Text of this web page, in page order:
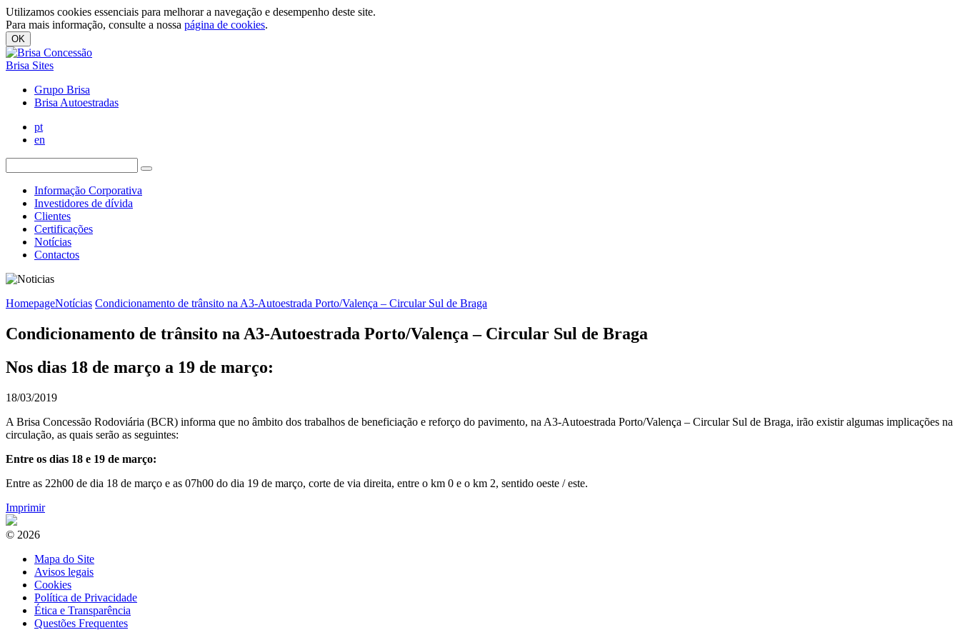
Utilizamos cookies essenciais para melhorar a navegação e desempenho deste site.
Para mais informação, consulte a nossa página de cookies.
OK
Brisa Sites
Grupo Brisa
Brisa Autoestradas
pt
en
Informação Corporativa
Investidores de dívida
Clientes
Certificações
Notícias
Contactos
HomepageNotícias Condicionamento de trânsito na A3-Autoestrada Porto/Valença – Circular Sul de Braga
Condicionamento de trânsito na A3-Autoestrada Porto/Valença – Circular Sul de Braga
Nos dias 18 de março a 19 de março:
18/03/2019
A Brisa Concessão Rodoviária (BCR) informa que no âmbito dos trabalhos de beneficiação e reforço do pavimento, na A3-Autoestrada Porto/Valença – Circular Sul de Braga, irão existir algumas implicações na
circulação, as quais serão as seguintes:
Entre os dias 18 e 19 de março:
Entre as 22h00 de dia 18 de março e as 07h00 do dia 19 de março, corte de via direita, entre o km 0 e o km 2, sentido oeste / este.
Imprimir
© 2026
Mapa do Site
Avisos legais
Cookies
Política de Privacidade
Ética e Transparência
Questões Frequentes